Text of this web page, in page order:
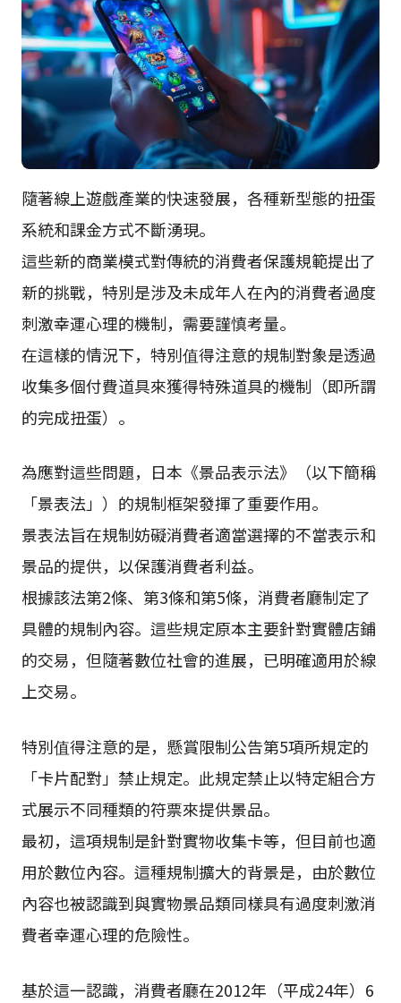
隨著線上遊戲產業的快速發展，各種新型態的扭蛋
系統和課金方式不斷湧現。
這些新的商業模式對傳統的消費者保護規範提出了
新的挑戰，特別是涉及未成年人在內的消費者過度
刺激幸運心理的機制，需要謹慎考量。
在這樣的情況下，特別值得注意的規制對象是透過
收集多個付費道具來獲得特殊道具的機制（即所謂
的完成扭蛋）。
為應對這些問題，日本《景品表示法》（以下簡稱
「景表法」）的規制框架發揮了重要作用。
景表法旨在規制妨礙消費者適當選擇的不當表示和
景品的提供，以保護消費者利益。
根據該法第2條、第3條和第5條，消費者廳制定了
具體的規制內容。這些規定原本主要針對實體店鋪
的交易，但隨著數位社會的進展，已明確適用於線
上交易。
特別值得注意的是，懸賞限制公告第5項所規定的
「卡片配對」禁止規定。此規定禁止以特定組合方
式展示不同種類的符票來提供景品。
最初，這項規制是針對實物收集卡等，但目前也適
用於數位內容。這種規制擴大的背景是，由於數位
內容也被認識到與實物景品類同樣具有過度刺激消
費者幸運心理的危險性。
基於這一認識，消費者廳在2012年（平成24年）6